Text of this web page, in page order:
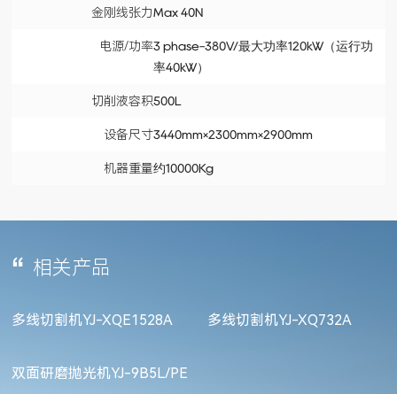
金刚线张力Max 40N
电源/功率3 phase-380V/最大功率120kW（运行功
率40kW）
切削液容积500L
设备尺寸3440mm×2300mm×2900mm
机器重量约10000Kg
相关产品
多线切割机YJ-XQE1528A 多线切割机YJ-XQ732A
双面研磨抛光机YJ-9B5L/PE